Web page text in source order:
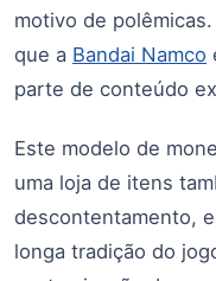
motivo de
que a Bandai Namco
parte de conteúdo
Este modelo de
uma loja de itens
descontentamento,
longa tradição do